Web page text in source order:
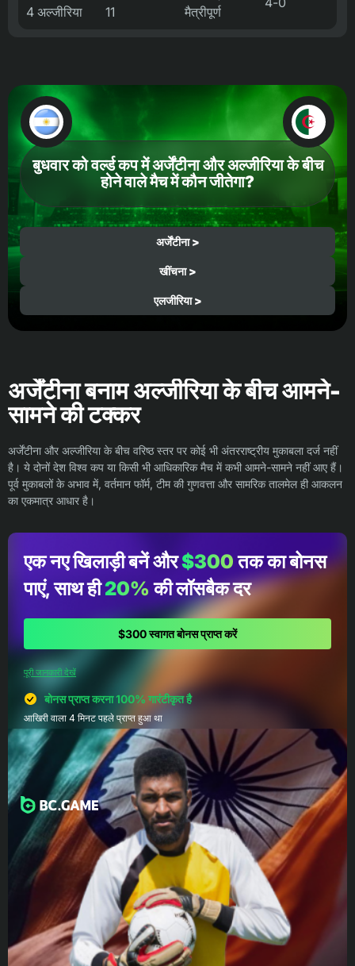
4 अल्जीरिया
11
मैत्रीपूर्ण
बुधवार को वर्ल्ड कप में अर्जेंटीना और अल्जीरिया के बीच
होने वाले मैच में कौन जीतेगा?
अर्जेंटीना >
खींचना >
एलजीरिया >
अर्जेंटीना बनाम अल्जीरिया के बीच आमने-
सामने की टक्कर
अर्जेंटीना और अल्जीरिया के बीच वरिष्ठ स्तर पर कोई भी अंतरराष्ट्रीय मुकाबला दर्ज नहीं
है। ये दोनों देश विश्व कप या किसी भी आधिकारिक मैच में कभी आमने-सामने नहीं आए हैं।
पूर्व मुकाबलों के अभाव में, वर्तमान फॉर्म, टीम की गुणवत्ता और सामरिक तालमेल ही आकलन
का एकमात्र आधार है।
एक नए खिलाड़ी बनें और$300तक का बोनस
पाएं, साथ ही20%की लॉसबैक दर
$300 स्वागत बोनस प्राप्त करें
पूरी जानकारी देखें
बोनस प्राप्त करना 100% गारंटीकृत है
आखिरी वाला 4 मिनट पहले प्राप्त हुआ था